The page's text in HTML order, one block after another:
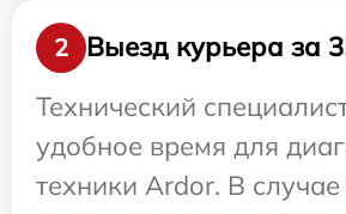
2
Выезд курьера за
Технический
удобное время для
техники Ardor. В